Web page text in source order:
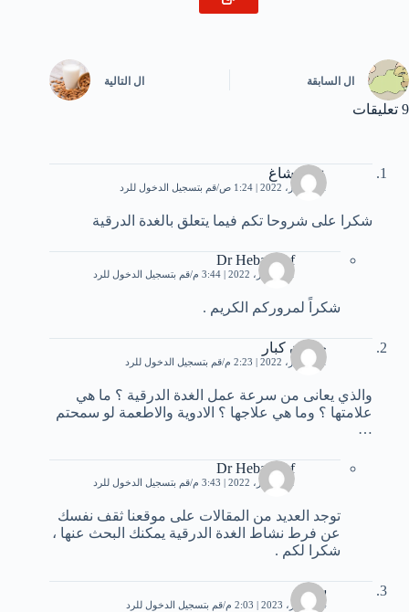
ال السابقة ال التالية
9 تعليقات
عزيز شاغ
1 ديسمبر، 2022 | 1:24 ص قم بتسجيل الدخول للرد
شكرا على شروحا تكم فيما يتعلق بالغدة الدرقية
Dr Heba Atef
1 ديسمبر، 2022 | 3:44 م قم بتسجيل الدخول للرد
شكراً لمروركم الكريم .
حسان كبار
1 ديسمبر، 2022 | 2:23 م قم بتسجيل الدخول للرد
والذي يعانى من سرعة عمل الغدة الدرقية ؟ ما هي
علامتها ؟ وما هي علاجها ؟ الادوية والاطعمة لو سمحتم
…
Dr Heba Atef
1 ديسمبر، 2022 | 3:43 م قم بتسجيل الدخول للرد
توجد العديد من المقالات على موقعنا ثقف نفسك
عن فرط نشاط الغدة الدرقية يمكنك البحث عنها ،
شكرا لكم .
سناء
24 فبراير، 2023 | 2:03 م قم بتسجيل الدخول للرد